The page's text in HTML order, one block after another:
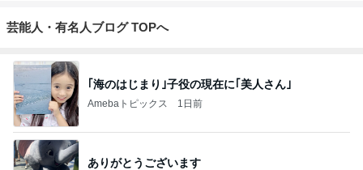
芸能人・有名人ブログ TOPへ
｢海のはじまり｣子役の現在に｢美人さん｣
Amebaトピックス 1日前
ありがとうございます